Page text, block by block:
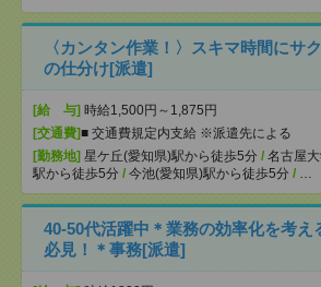
〈カンタン作業！〉スキマ時間にサ
の仕分け[派遣]
[給 与] 時給1,500円～1,875円
[交通費]■ 交通費規定内支給 ※派遣先による
[勤務地] 星ケ丘(愛知県)駅から徒歩5分 / 名古屋
駅から徒歩5分 / 今池(愛知県)駅から徒歩5分 / …
40-50代活躍中＊業務の効率化を考え
必見！＊事務[派遣]